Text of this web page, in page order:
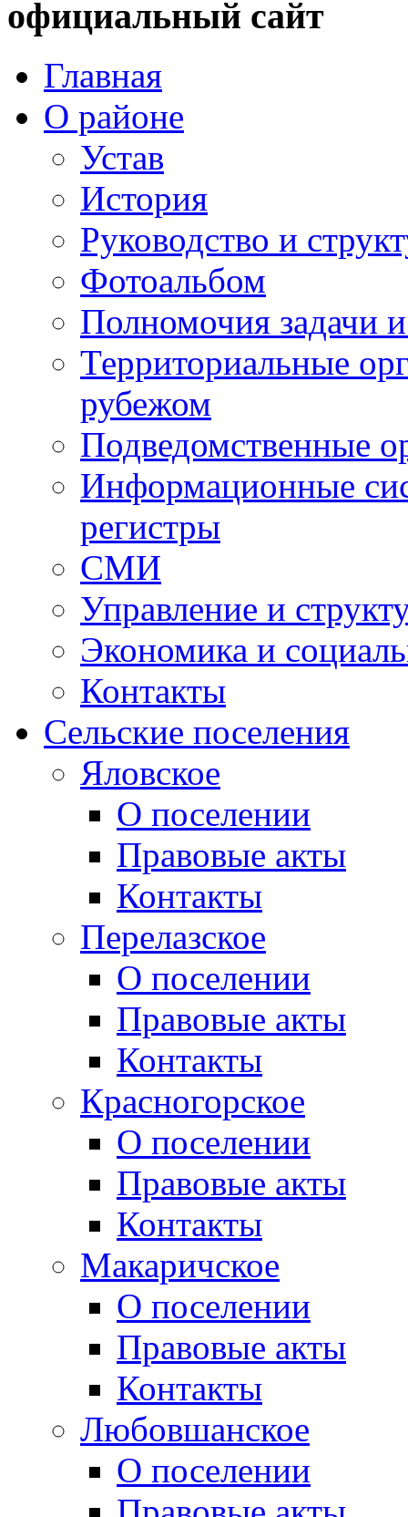
официальный сайт
Главная
О районе
Устав
История
Руководство и
Фотоальбом
Полномочия задачи
Территориальные
рубежом
Подведомственные
Информационные
регистры
СМИ
Управление и
Экономика и
Контакты
Сельские поселения
Яловское
О поселении
Правовые акты
Контакты
Перелазское
О поселении
Правовые акты
Контакты
Красногорское
О поселении
Правовые акты
Контакты
Макаричское
О поселении
Правовые акты
Контакты
Любовшанское
О поселении